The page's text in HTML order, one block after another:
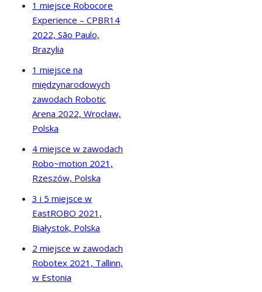
1 miejsce Robocore
Experience – CPBR14
2022, São Paulo,
Brazylia
1 miejsce na
międzynarodowych
zawodach Robotic
Arena 2022, Wrocław,
Polska
4 miejsce w zawodach
Robo~motion 2021,
Rzeszów, Polska
3 i 5 miejsce w
EastROBO 2021,
Białystok, Polska
2 miejsce w zawodach
Robotex 2021, Tallinn,
w Estonia